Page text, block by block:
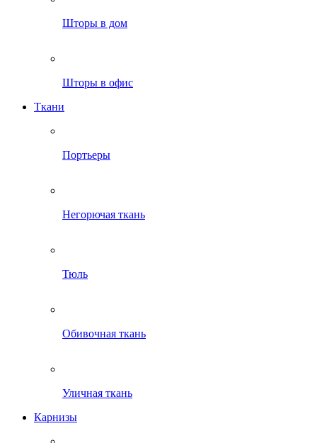
Шторы в дом
Шторы в офис
Ткани
Портьеры
Негорючая ткань
Тюль
Обивочная ткань
Уличная ткань
Карнизы